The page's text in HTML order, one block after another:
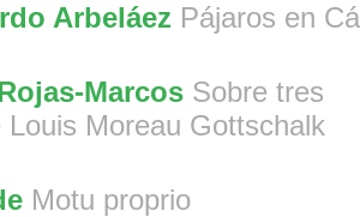
Arbeláez Pájaros en
Marcos Sobre tres
Louis Moreau Gottschalk
Motu proprio